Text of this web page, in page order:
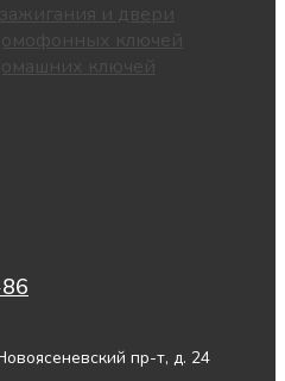
и двери
ключей
ключей
пр-т, д. 24